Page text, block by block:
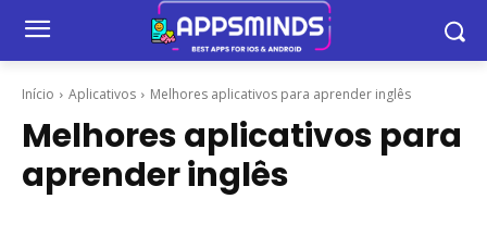
Início Aplicativos Melhores aplicativos para aprender inglês
Melhores aplicativos para
aprender inglês